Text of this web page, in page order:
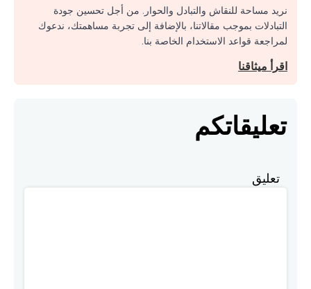
نريد مساحة للنقاش والتبادل والحوار. من أجل تحسين جودة
التبادلات بموجب مقالاتنا، بالإضافة إلى تجربة مساهمتك، ندعوك
لمراجعة قواعد الاستخدام الخاصة بنا.
اقرأ ميثاقنا
تعليقاتكم
تعليق